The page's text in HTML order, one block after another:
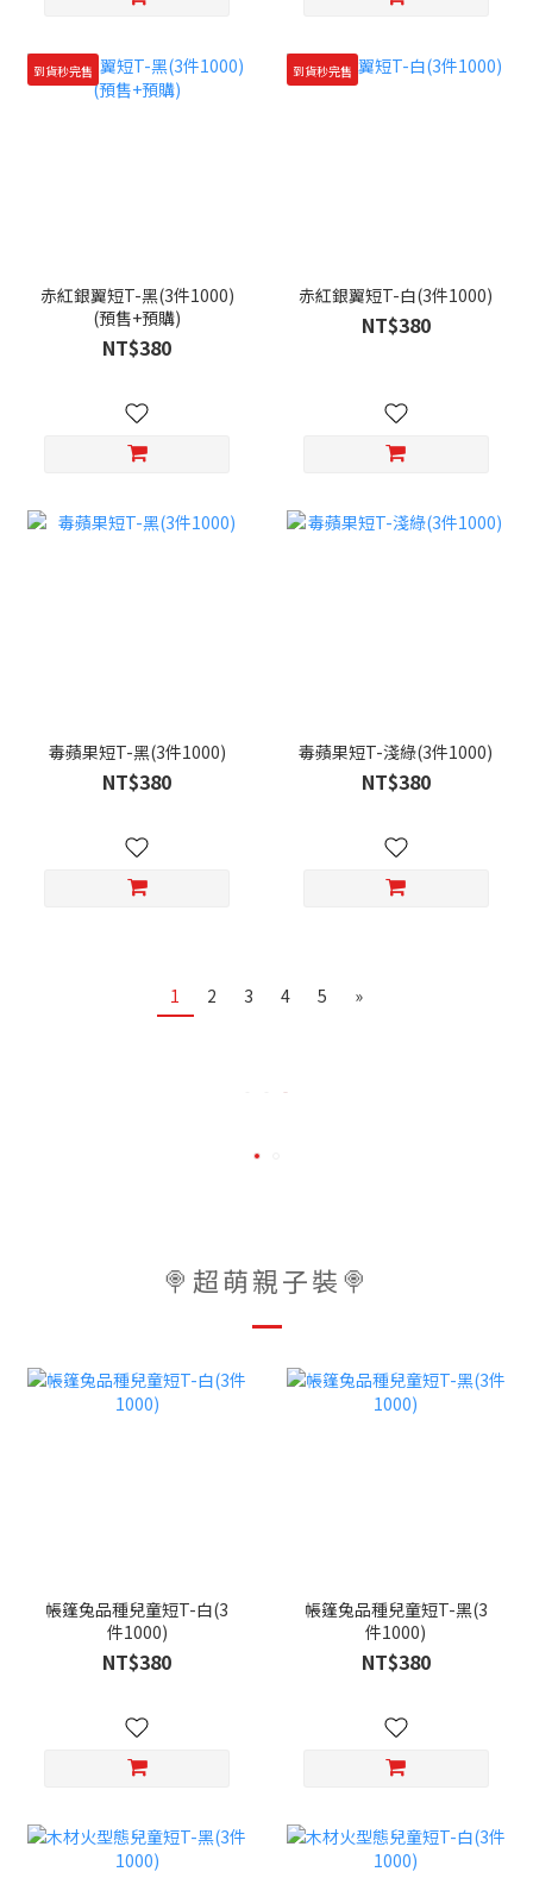
到貨秒完售
赤紅銀翼短T-黑(3件1000)
(預售+預購)
NT$380
到貨秒完售
赤紅銀翼短T-白(3件1000)
NT$380
毒蘋果短T-黑(3件1000)
NT$380
毒蘋果短T-淺綠(3件1000)
NT$380
1 2 3 4 5 »
🍭超萌親子裝🍭
帳篷兔品種兒童短T-白(3
件1000)
NT$380
帳篷兔品種兒童短T-黑(3
件1000)
NT$380